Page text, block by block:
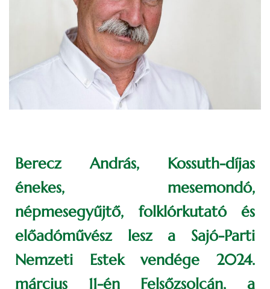
Berecz András, Kossuth-díjas
énekes, mesemondó,
népmesegyűjtő, folklórkutató és
előadóművész lesz a Sajó-Parti
Nemzeti Estek vendége 2024.
március 11-én Felsőzsolcán, a